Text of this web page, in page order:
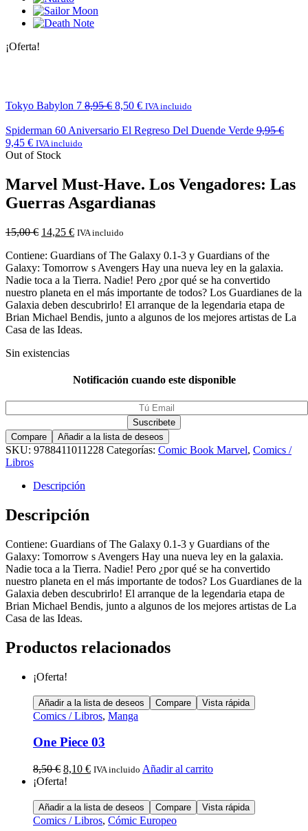
¡Oferta!
Tokyo Babylon 7 8,95€ 8,50 € IVA incluido
Spiderman 60 Aniversario El Regreso Del Duende Verde 9,95€
9,45 € IVA incluido
Out of Stock
Marvel Must-Have. Los Vengadores: Las
Guerras Asgardianas
15,00€ 14,25 € IVA incluido
Contiene: Guardians of The Galaxy 0.1-3 y Guardians of the
Galaxy: Tomorrow s Avengers Hay una nueva ley en la galaxia.
Nadie toca a la Tierra. Nadie! Pero ¿por qué se ha convertido
nuestro planeta en el más importante de todos? Los Guardianes de la
Galaxia deben descubrirlo! El arranque de la legendaria etapa de
Brian Michael Bendis, junto a algunos de los mejores artistas de La
Casa de las Ideas.
Sin existencias
Notificación cuando este disponible
Compare Añadir a la lista de deseos
SKU: 9788411011228 Categorías: Comic Book Marvel, Comics /
Libros
Descripción
Descripción
Contiene: Guardians of The Galaxy 0.1-3 y Guardians of the
Galaxy: Tomorrow s Avengers Hay una nueva ley en la galaxia.
Nadie toca a la Tierra. Nadie! Pero ¿por qué se ha convertido
nuestro planeta en el más importante de todos? Los Guardianes de la
Galaxia deben descubrirlo! El arranque de la legendaria etapa de
Brian Michael Bendis, junto a algunos de los mejores artistas de La
Casa de las Ideas.
Productos relacionados
¡Oferta!
Añadir a la lista de deseos Compare Vista rápida
Comics / Libros, Manga
One Piece 03
8,50€ 8,10 € IVA incluido Añadir al carrito
¡Oferta!
Añadir a la lista de deseos Compare Vista rápida
Comics / Libros, Cómic Europeo